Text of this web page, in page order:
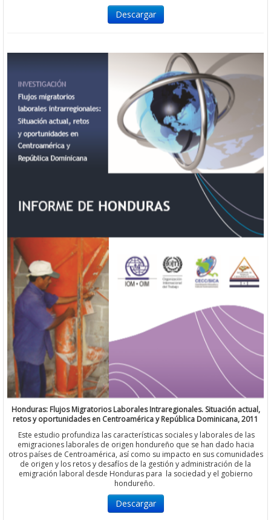
Descargar
Honduras: Flujos Migratorios Laborales Intraregionales. Situación actual,
retos y oportunidades en Centroamérica y República Dominicana, 2011
Este estudio profundiza las características sociales y laborales de las
emigraciones laborales de origen hondureño que se han dado hacia
otros países de Centroamérica, así como su impacto en sus comunidades
de origen y los retos y desafíos de la gestión y administración de la
emigración laboral desde Honduras para la sociedad y el gobierno
hondureño.
Descargar